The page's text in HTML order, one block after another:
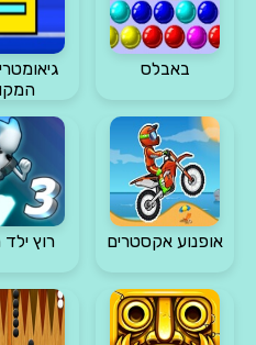
באבלס
אופנוע אקסטרים רוץ ילד